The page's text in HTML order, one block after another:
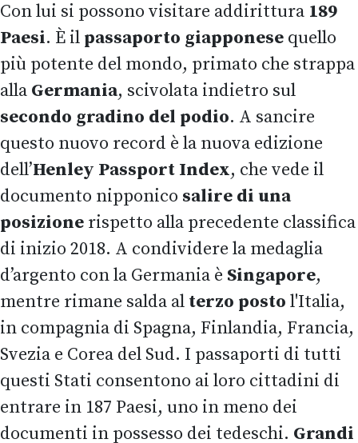
Con lui si possono visitare addirittura 189
Paesi. È il passaporto giapponese quello
più potente del mondo, primato che strappa
alla Germania, scivolata indietro sul
secondo gradino del podio. A sancire
questo nuovo record è la nuova edizione
dell’Henley Passport Index, che vede il
documento nipponico salire di una
posizione rispetto alla precedente classifica
di inizio 2018. A condividere la medaglia
d’argento con la Germania è Singapore,
mentre rimane salda al terzo posto l'Italia,
in compagnia di Spagna, Finlandia, Francia,
Svezia e Corea del Sud. I passaporti di tutti
questi Stati consentono ai loro cittadini di
entrare in 187 Paesi, uno in meno dei
documenti in possesso dei tedeschi. Grandi